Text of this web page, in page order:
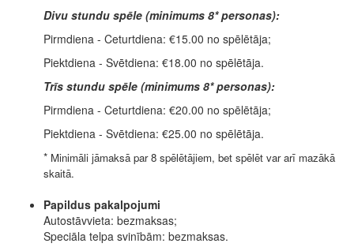
Divu stundu spēle (minimums 8* personas):
Pirmdiena - Ceturtdiena: €15.00 no spēlētāja;
Piektdiena - Svētdiena: €18.00 no spēlētāja.
Trīs stundu spēle (minimums 8* personas):
Pirmdiena - Ceturtdiena: €20.00 no spēlētāja;
Piektdiena - Svētdiena: €25.00 no spēlētāja.
* Minimāli jāmaksā par 8 spēlētājiem, bet spēlēt var arī mazākā
skaitā.
Papildus pakalpojumi
Autostāvvieta: bezmaksas;
Speciāla telpa svinībām: bezmaksas.